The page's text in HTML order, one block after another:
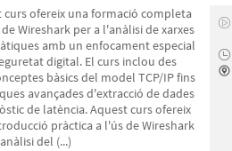
curs ofereix una formació completa
Wireshark per a l'anàlisi de xarxes
amb un enfocament especial
digital. El curs inclou des
bàsics del model TCP/IP fins
avançades d'extracció de dades
de latència. Aquest curs ofereix
pràctica a l'ús de Wireshark
del (...)